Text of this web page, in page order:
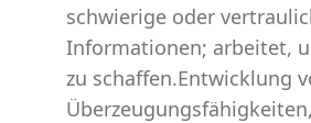
schwierige oder
Informationen; arbeitet,
zu schaffen.Entwicklung